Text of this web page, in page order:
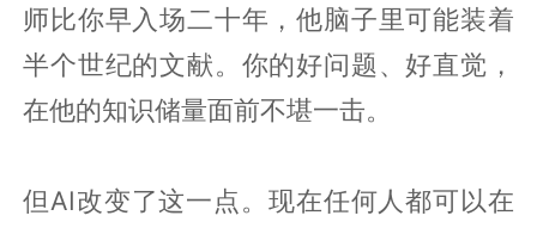
师比你早入场二十年，他脑子里可能装着
半个世纪的文献。你的好问题、好直觉，
在他的知识储量面前不堪一击。
但AI改变了这一点。现在任何人都可以在